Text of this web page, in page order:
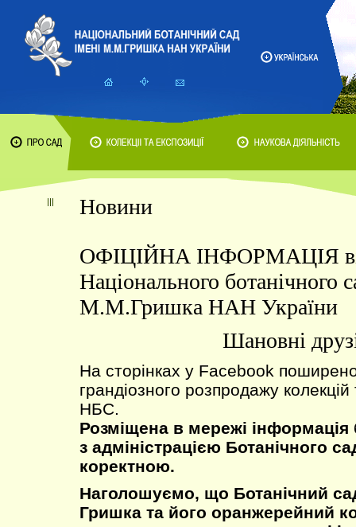
Новини
ОФІЦІЙНА ІНФОРМАЦІЯ
Національного ботанічного
М.М.Гришка НАН України
Шановні
На сторінках у Facebook
грандіозного розпродажу
НБС.
Розміщена в мережі інформація
з адміністрацією Ботанічного
коректною.
Наголошуємо, що Ботанічний
Гришка та його оранжерейний